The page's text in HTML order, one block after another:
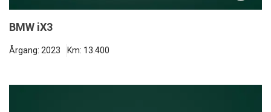
BMW iX3
Årgang: 2023 Km: 13.400